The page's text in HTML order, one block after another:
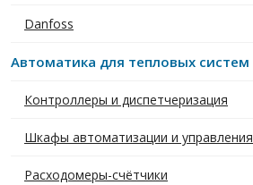
Danfoss
Автоматика для тепловых систем
Контроллеры и диспетчеризация
Шкафы автоматизации и управления
Расходомеры-счётчики